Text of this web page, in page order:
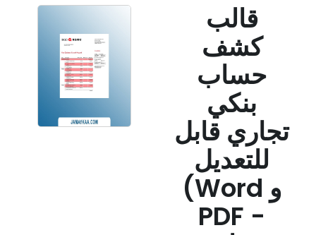
قالب
كشف
حساب
بنكي
تجاري قابل
للتعديل
(Word و
PDF -